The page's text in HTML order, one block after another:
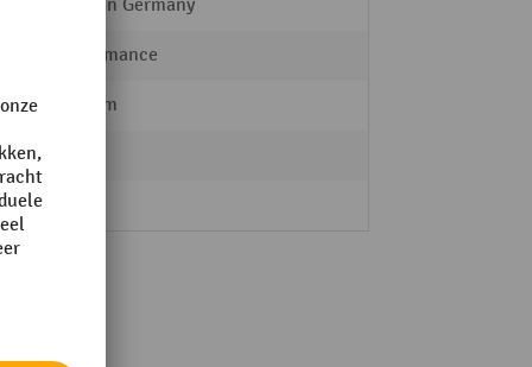
Made in Germany
Performance
320 mm